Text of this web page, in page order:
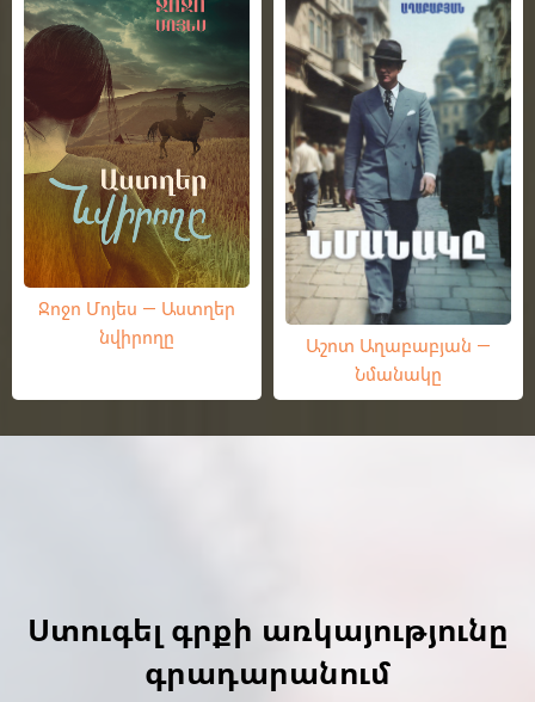
Ջոջո Մոյես — Աստղեր
նվիրողը
Աշոտ Աղաբաբյան —
Նմանակը
Ստուգել գրքի առկայությունը
գրադարանում